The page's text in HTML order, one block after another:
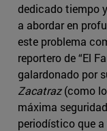
dedicado tiempo
a abordar en
este problema
reportero de “El
galardonado por
Zacatraz(como
máxima
periodístico que